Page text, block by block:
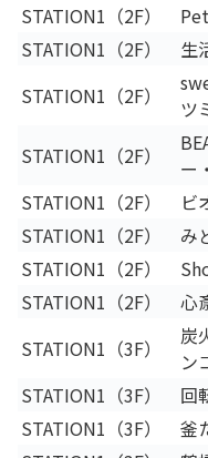
STATION1（2F）
STATION1（2F）
生
STATION1（2F）
ツ
STATION1（2F）
ー
STATION1（2F）
ビ
STATION1（2F）
み
STATION1（2F）
STATION1（2F）
心
STATION1（3F）
炭
ン
STATION1（3F）
回
STATION1（3F）
釜